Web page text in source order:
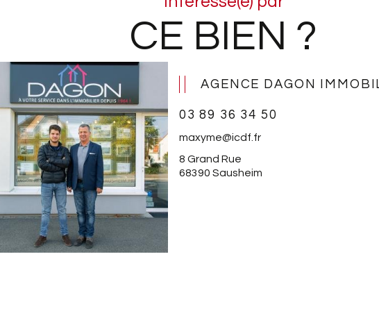
CE BIEN ?
AGENCE DAGON
03 89 36 34 50
maxyme@icdf.fr
8 Grand Rue
68390 Sausheim